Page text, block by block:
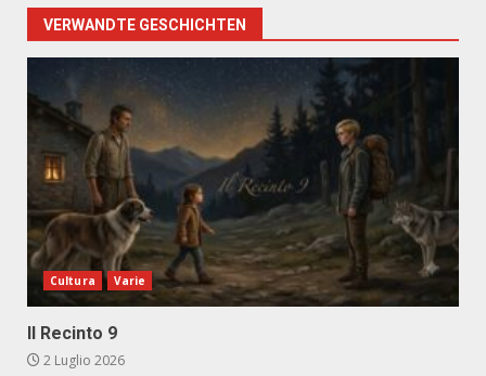
VERWANDTE GESCHICHTEN
Cultura Varie
Il Recinto 9
2 Luglio 2026